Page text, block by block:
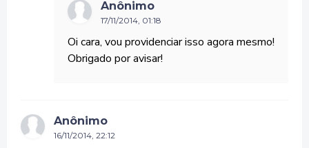
Anônimo
17/11/2014, 01:18
Oi cara, vou providenciar isso agora mesmo!
Obrigado por avisar!
Anônimo
16/11/2014, 22:12